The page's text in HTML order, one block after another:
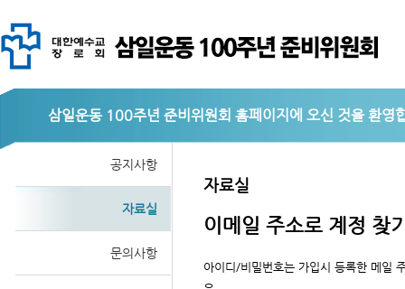
삼일운동 100주년 준비위원회
공지사항
자료실
문의사항
자료실
이메일 주소로 계정 찾
아이디/비밀번호는 가입시 등록한 메일